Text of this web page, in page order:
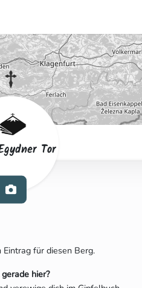
Tor
Eintrag für diesen Berg.
hier?